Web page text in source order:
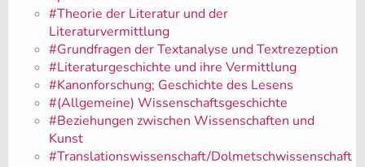
#Theorie der Literatur und der
Literaturvermittlung
#Grundfragen der Textanalyse und Textrezeption
#Literaturgeschichte und ihre Vermittlung
#Kanonforschung; Geschichte des Lesens
#(Allgemeine) Wissenschaftsgeschichte
#Beziehungen zwischen Wissenschaften und
Kunst
#Translationswissenschaft/Dolmetschwissenschaft